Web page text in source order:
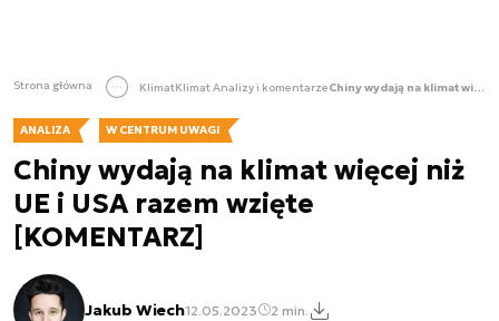
Strona główna KlimatKlimat Analizy i komentarze Chiny wydają na klimat więcej niż UE i USA razem wzięte [KOMENTARZ]
ANALIZA W CENTRUM UWAGI
Chiny wydają na klimat więcej niż
UE i USA razem wzięte
[KOMENTARZ]
Jakub Wiech12.05.2023 2 min.